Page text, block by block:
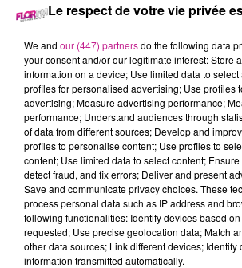
Une 1ère expérience dans les TP et
En rejoignant cette équipe composée d'un
d'un Maçon VRD & d'un conducteur
interviendrez sur des chantiers de
Vos missions seront les suivantes:
Aide aux travaux préparatoires
signalétique, blindage..)
Aide aux travaux de pose de
regards et caniveaux
Aide aux travaux de pose de pavés
que d'enrobé
Le respect de votre vie privée
We and our (447) partnersdo the following data
your consent and/or our legitimate interest: Store
information on a device; Use limited data to
profiles for personalised advertising; Use profiles
advertising; Measure advertising performance;
performance; Understand audiences through
of data from different sources; Develop and
profiles to personalise content; Use profiles to
content; Use limited data to select content;
detect fraud, and fix errors; Deliver and present
Save and communicate privacy choices. These
process personal data such as IP address and
following functionalities: Identify devices based
requested; Use precise geolocation data; Match
other data sources; Link different devices; Identify
information transmitted automatically.